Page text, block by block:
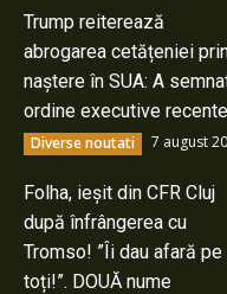
Trump reiterează
abrogarea cetățeniei
naștere în SUA: A
ordine executive recente
Diverse noutati 7 august
Folha, ieșit din CFR Cluj
după înfrângerea cu
Tromso! ”Îi dau afară pe
toți!”. DOUĂ nume